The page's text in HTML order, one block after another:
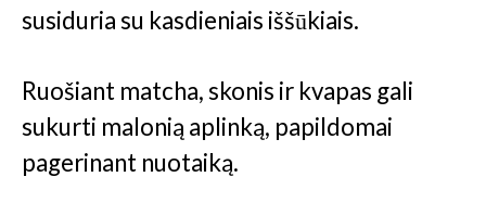
susiduria su kasdieniais iššūkiais.
Ruošiant matcha, skonis ir kvapas gali
sukurti malonią aplinką, papildomai
pagerinant nuotaiką.